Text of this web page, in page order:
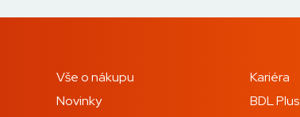
Vše o nákupu
Novinky
Kariéra
BDL Plus